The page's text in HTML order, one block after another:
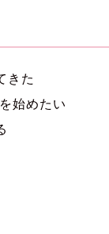
きた
始めたい